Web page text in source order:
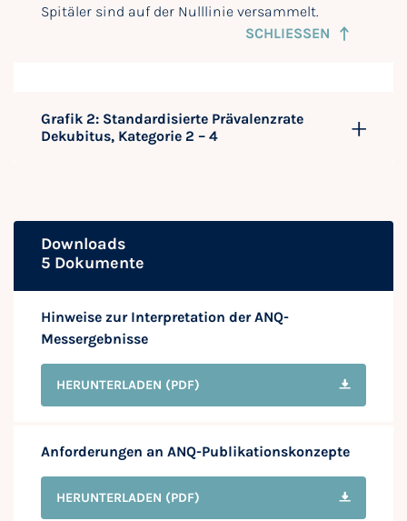
Spitäler sind auf der Nulllinie versammelt.
SCHLIESSEN
Grafik 2: Standardisierte Prävalenzrate
Dekubitus, Kategorie 2 – 4
Downloads
5 Dokumente
Hinweise zur Interpretation der ANQ-
Messergebnisse
HERUNTERLADEN (PDF)
Anforderungen an ANQ-Publikationskonzepte
HERUNTERLADEN (PDF)